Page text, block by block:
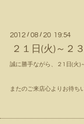
2012 / 08 / 20 19:54
２１日(火)～２
誠に勝手ながら、２1日(火)
またのご来店心よりお待ち